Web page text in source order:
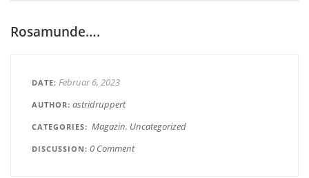
Rosamunde….
DATE Februar 6, 2023
AUTHOR astridruppert
CATEGORIES Magazin Uncategorized
DISCUSSION 0 Comment